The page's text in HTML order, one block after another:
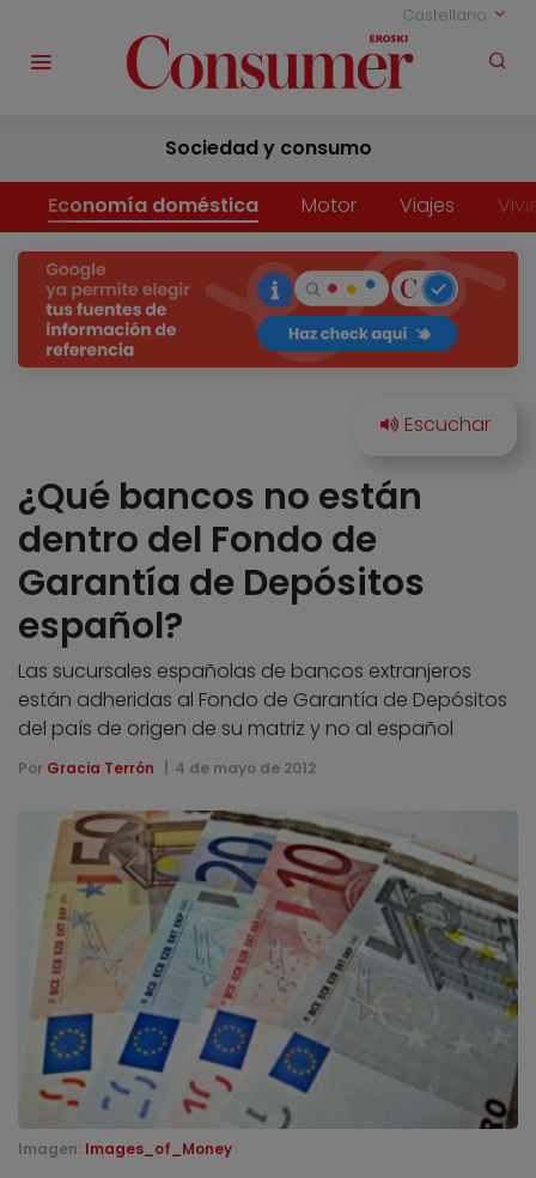
Castellano
Sociedad y consumo
Economía doméstica Motor Viajes
¿Qué bancos no están
dentro del Fondo de
Garantía de Depósitos
español?
Las sucursales españolas de bancos extranjeros
están adheridas al Fondo de Garantía de Depósitos
del país de origen de su matriz y no al español
Por Gracia Terrón 4 de mayo de 2012
Imagen: Images_of_Money